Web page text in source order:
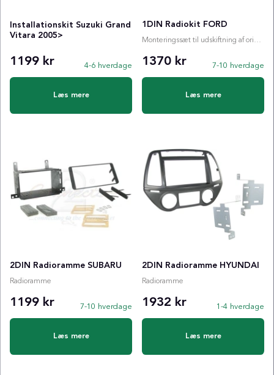
Installationskit Suzuki Grand
Vitara 2005>
1199 kr 4-6 hverdage
Læs mere
1DIN Radiokit FORD
Monteringssæt til udskiftning af originalradio
1370 kr 7-10 hverdage
Læs mere
2DIN Radioramme SUBARU
Radioramme
1199 kr 7-10 hverdage
Læs mere
2DIN Radioramme HYUNDAI
Radioramme
1932 kr 1-4 hverdage
Læs mere